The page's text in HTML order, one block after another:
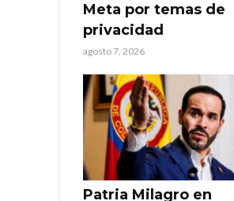
Meta por temas de
privacidad
agosto 7, 2026
Patria Milagro en